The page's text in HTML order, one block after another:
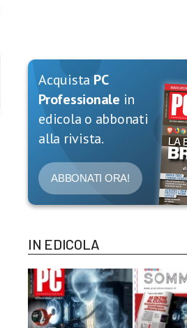
Acquista PC
Professionale in
edicola o abbonati
alla rivista.
ABBONATI ORA!
IN EDICOLA